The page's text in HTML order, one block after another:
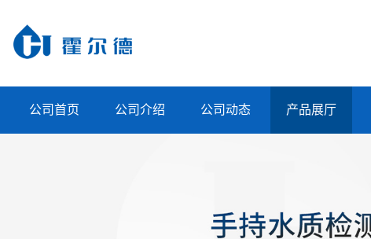
公司首页 公司介绍 公司动态 产品展厅